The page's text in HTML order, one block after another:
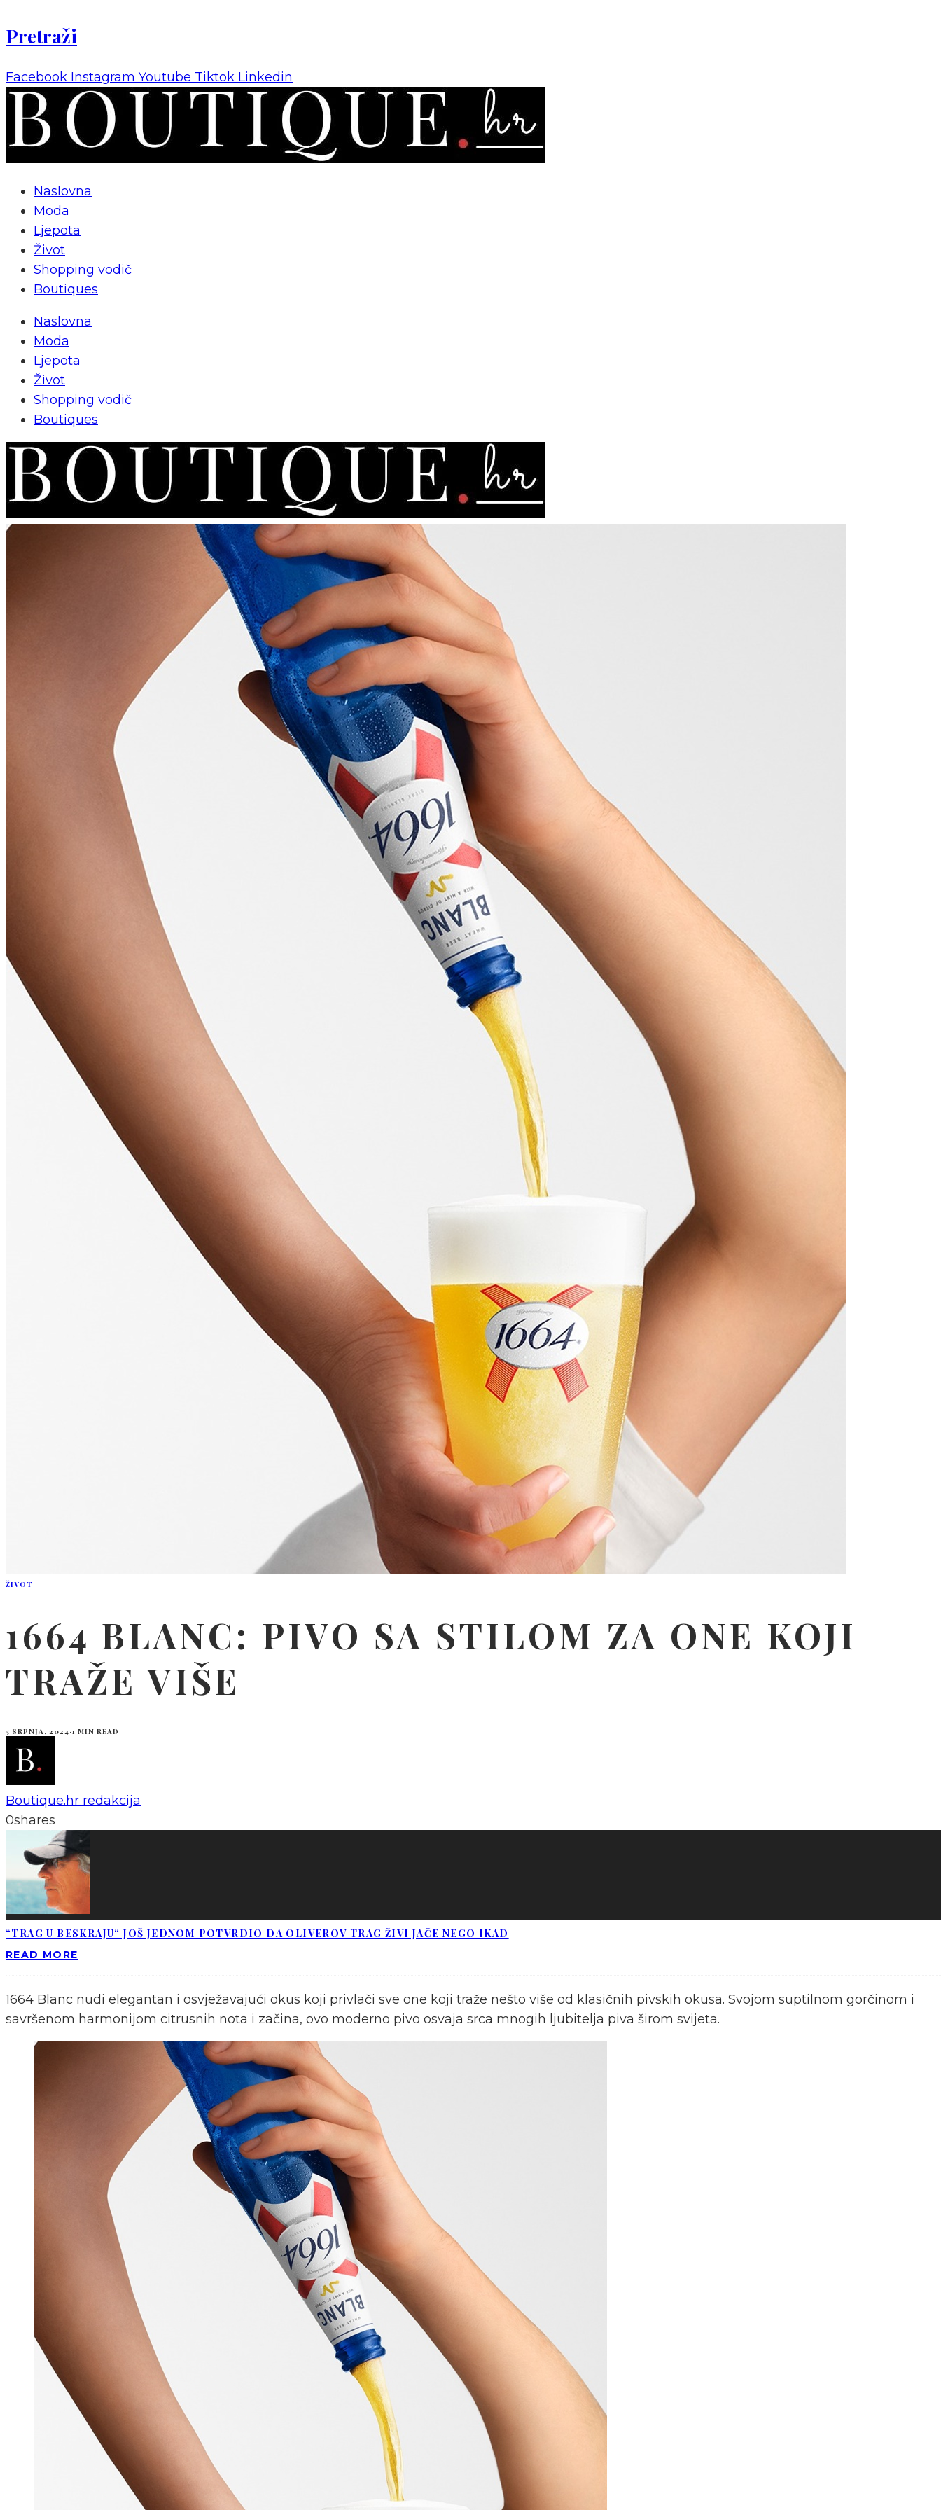
Pretraži
Facebook Instagram Youtube Tiktok Linkedin
Naslovna
Moda
Ljepota
Život
Shopping vodič
Boutiques
Naslovna
Moda
Ljepota
Život
Shopping vodič
Boutiques
ŽIVOT
1664 BLANC: PIVO SA STILOM ZA ONE KOJI
TRAŽE VIŠE
5 SRPNJA, 2024·1 MIN READ
Boutique.hr redakcija
0shares
“TRAG U BESKRAJU“ JOŠ JEDNOM POTVRDIO DA OLIVEROV TRAG ŽIVI JAČE NEGO IKAD
READ MORE
1664 Blanc nudi elegantan i osvježavajući okus koji privlači sve one koji traže nešto više od klasičnih pivskih okusa. Svojom suptilnom gorčinom i
savršenom harmonijom citrusnih nota i začina, ovo moderno pivo osvaja srca mnogih ljubitelja piva širom svijeta.